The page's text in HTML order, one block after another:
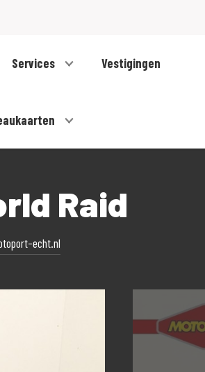
Services Vestigingen
Raid
echt.nl